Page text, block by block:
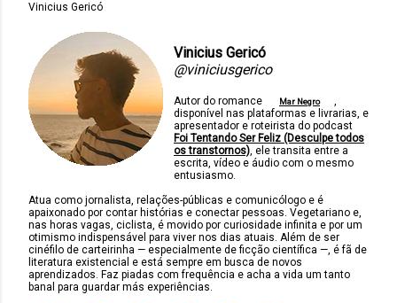
Vinicius Gericó
Vinicius Gericó
@viniciusgerico
Autor do romance Mar Negro
,
disponível nas plataformas e livrarias, e
apresentador e roteirista do podcast
Foi Tentando Ser Feliz (Desculpe todos
os transtornos), ele transita entre a
escrita, vídeo e áudio com o mesmo
entusiasmo.
Atua como jornalista, relações-públicas e comunicólogo e é
apaixonado por contar histórias e conectar pessoas. Vegetariano e,
nas horas vagas, ciclista, é movido por curiosidade infinita e por um
otimismo indispensável para viver nos dias atuais. Além de ser
cinéfilo de carteirinha — especialmente de ficção científica —, é fã de
literatura existencial e está sempre em busca de novos
aprendizados. Faz piadas com frequência e acha a vida um tanto
banal para guardar más experiências.